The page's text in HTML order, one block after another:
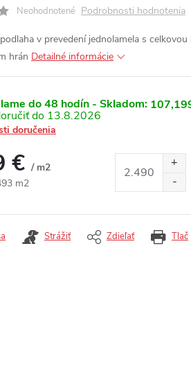
Neohodnotené Podrobnosti hodnotenia
v prevedení jednolamela s
hrán Detailné informácie
do 48 hodín - Skladom:
13.8.2026
doručenia
€ / m2
m2
Tlač
Strážiť Zdieľať